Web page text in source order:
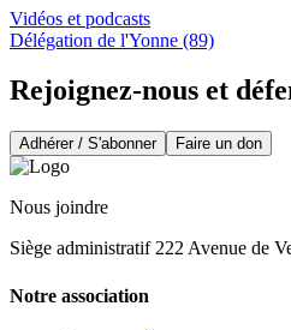
Vidéos et podcasts
Délégation de l'Yonne (89)
Rejoignez-nous et
Adhérer / S'abonner Faire un don
Nous joindre
Siège administratif 222 Avenue de
Notre association